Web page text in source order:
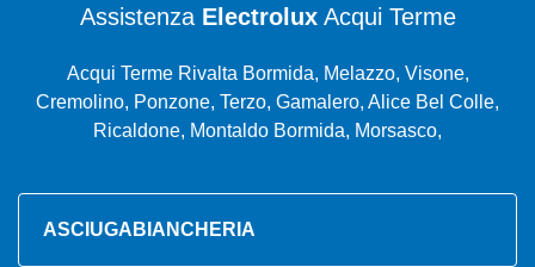
Assistenza ElectroluxAcqui Terme
Acqui Terme Rivalta Bormida, Melazzo, Visone,
Cremolino, Ponzone, Terzo, Gamalero, Alice Bel Colle,
Ricaldone, Montaldo Bormida, Morsasco,
ASCIUGABIANCHERIA